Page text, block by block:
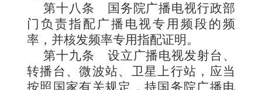
第十八条 国务院广播电视行政部
门负责指配广播电视专用频段的频
率，并核发频率专用指配证明。
第十九条 设立广播电视发射台、
转播台、微波站、卫星上行站，应当
按照国家有关规定，持国务院广播电